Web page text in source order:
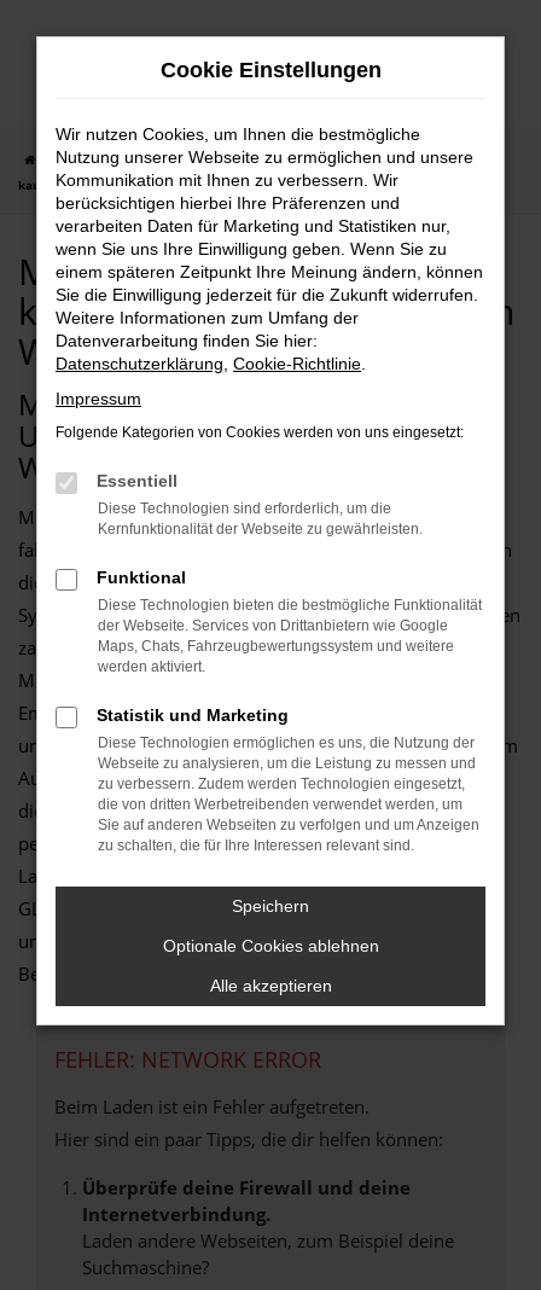
Zum
Startseite Wuppertal Mercedes-Benz
Mercedes-Benz GLC-Klasse
kaufen mit Lieferservice nach Wuppertal
Mercedes-Benz GLC-Klasse
kaufen mit Lieferservice nach
Wuppertal
MERCEDES-BENZ GLC-KLASSE –
UNSERE EMPFEHLUNG FÜR
WUPPERTAL
Mit einer Mercedes-Benz GLC-Klasse machen Sie nichts
falsch. Für Fahrten in Wuppertal und Umgebung eignet sich
dieses Modell ganz vortrefflich und bietet die perfekte
Synthese aus Effizienz und jeder Menge Komfort. Neben den
zahlreichen „harten“ Argumenten zugunsten einer
Mercedes-Benz GLC-Klasse in Wuppertal treten die
Emotionen. Eine Mercedes-Benz GLC-Klasse sieht einfach
umwerfend aus und das Fahren macht schlichtweg Spaß. Im
Autozentrum Schmitz wissen wir um die vielen Vorteile
dieses Modells und können Ihnen diese gerne in einem
persönlichen Gespräch erläutern. Zudem sind wir in der
Lage, die vielen Extras und Assistenten der Mercedes-Benz
GLC-Klasse als Neuwagen zu erklären und Sie kompetent
und fair zu beraten. Setzen Sie auf einen inhabergeführten
Betrieb mit dem Herz am richtigen Fleck.
FEHLER: NETWORK ERROR
Beim Laden ist ein Fehler aufgetreten.
Hier sind ein paar Tipps, die dir helfen können:
Überprüfe deine Firewall und deine
Internetverbindung.
Laden andere Webseiten, zum Beispiel deine
Suchmaschine?
Cookie Einstellungen
Wir nutzen Cookies, um Ihnen die bestmögliche
Nutzung unserer Webseite zu ermöglichen und unsere
Kommunikation mit Ihnen zu verbessern. Wir
berücksichtigen hierbei Ihre Präferenzen und
verarbeiten Daten für Marketing und Statistiken nur,
wenn Sie uns Ihre Einwilligung geben. Wenn Sie zu
einem späteren Zeitpunkt Ihre Meinung ändern, können
Sie die Einwilligung jederzeit für die Zukunft widerrufen.
Weitere Informationen zum Umfang der
Datenverarbeitung finden Sie hier:
Datenschutzerklärung Cookie-Richtlinie
Impressum
Folgende Kategorien von Cookies werden von uns eingesetzt:
Essentiell
Diese Technologien sind erforderlich, um die
Kernfunktionalität der Webseite zu gewährleisten.
Funktional
Diese Technologien bieten die bestmögliche Funktionalität
der Webseite. Services von Drittanbietern wie Google
Maps, Chats, Fahrzeugbewertungssystem und weitere
werden aktiviert.
Statistik und Marketing
Diese Technologien ermöglichen es uns, die Nutzung der
Webseite zu analysieren, um die Leistung zu messen und
zu verbessern. Zudem werden Technologien eingesetzt,
die von dritten Werbetreibenden verwendet werden, um
Sie auf anderen Webseiten zu verfolgen und um Anzeigen
zu schalten, die für Ihre Interessen relevant sind.
Speichern
Optionale Cookies ablehnen
Alle akzeptieren